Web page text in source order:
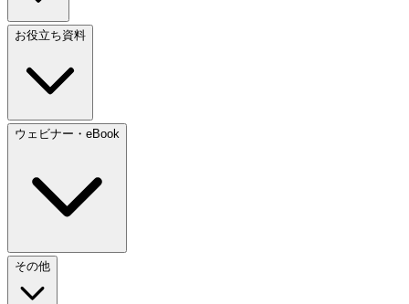
お役立ち資料
ウェビナー・eBook
その他